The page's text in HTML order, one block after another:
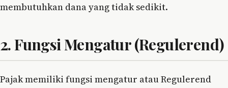
membutuhkan dana yang tidak sedikit.
2. Fungsi Mengatur (Regulerend)
Pajak memiliki fungsi mengatur atau Regulerend